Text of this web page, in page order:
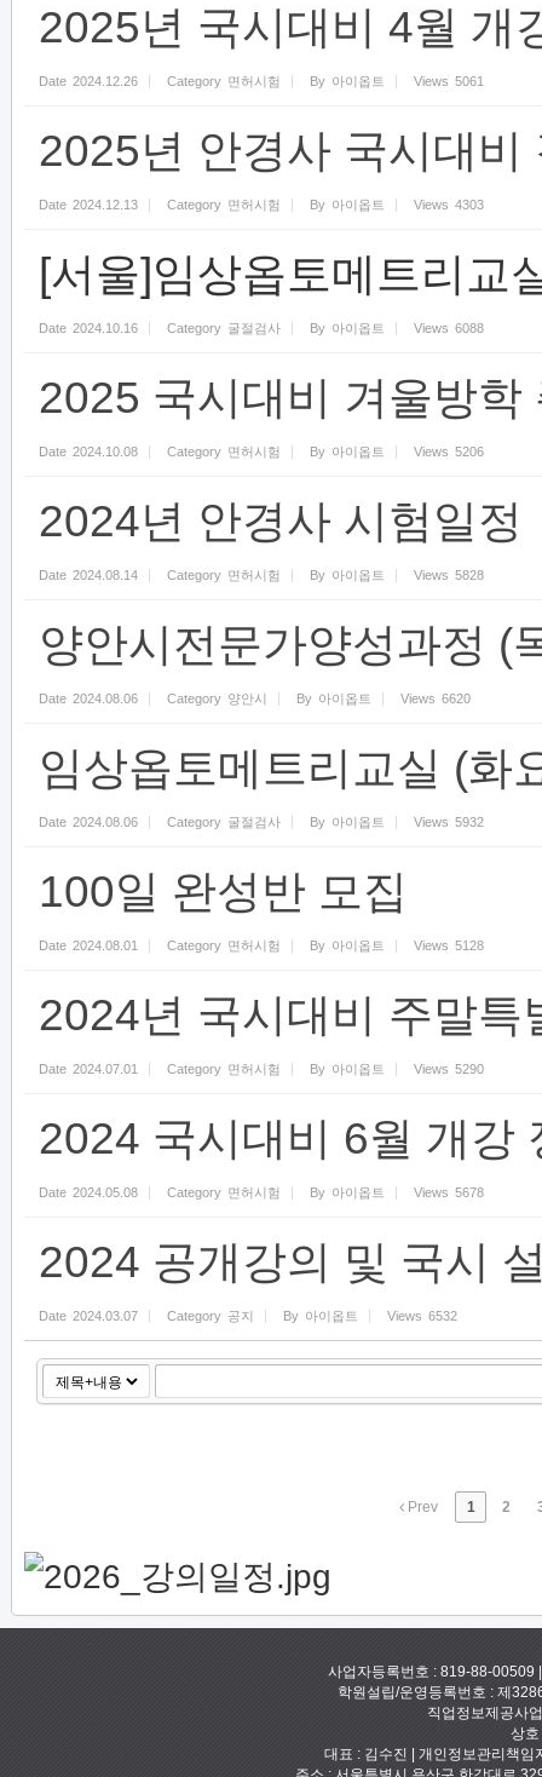
2025년 국시대비 4월 개
Date 2024.12.26 Category 면허시험 By 아이옵트 Views 5061
2025년 안경사 국시대비
Date 2024.12.13 Category 면허시험 By 아이옵트 Views 4303
[서울]임상옵토메트리교
Date 2024.10.16 Category 굴절검사 By 아이옵트 Views 6088
2025 국시대비 겨울방학
Date 2024.10.08 Category 면허시험 By 아이옵트 Views 5206
2024년 안경사 시험일정
Date 2024.08.14 Category 면허시험 By 아이옵트 Views 5828
양안시전문가양성과정 (
Date 2024.08.06 Category 양안시 By 아이옵트 Views 6620
임상옵토메트리교실 (화
Date 2024.08.06 Category 굴절검사 By 아이옵트 Views 5932
100일 완성반 모집
Date 2024.08.01 Category 면허시험 By 아이옵트 Views 5128
2024년 국시대비 주말특
Date 2024.07.01 Category 면허시험 By 아이옵트 Views 5290
2024 국시대비 6월 개강
Date 2024.05.08 Category 면허시험 By 아이옵트 Views 5678
2024 공개강의 및 국시
Date 2024.03.07 Category 공지 By 아이옵트 Views 6532
Prev 1 2
사업자등록번호 : 819-88-00509
학원설립/운영등록번호 : 제
직업정보제공사
상
대표 : 김수진 | 개인정보관리책